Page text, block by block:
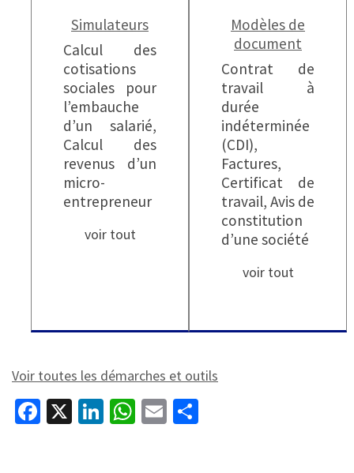
Simulateurs
Calcul des
cotisations
sociales pour
l’embauche
d’un salarié,
Calcul des
revenus d’un
micro-
entrepreneur
voir tout
Modèles de
document
Contrat de
travail à
durée
indéterminée
(CDI),
Factures,
Certificat de
travail, Avis de
constitution
d’une société
voir tout
Voir toutes les démarches et outils
Fa X
Li W E